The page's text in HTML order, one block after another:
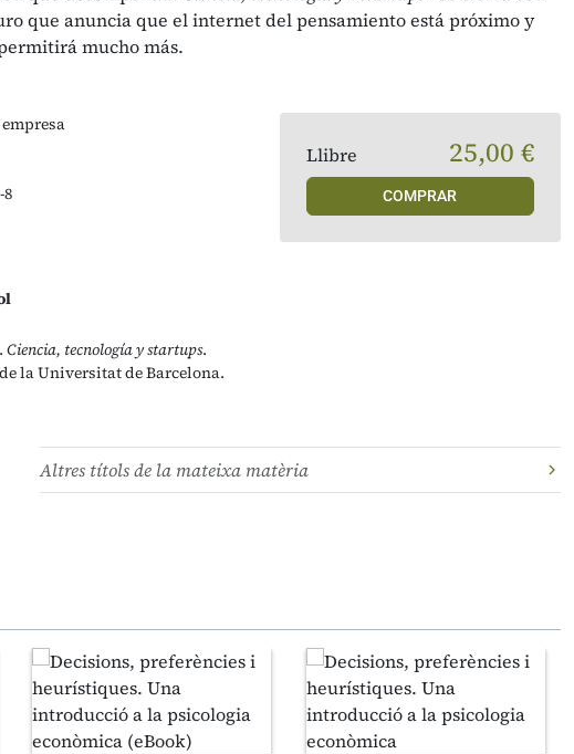
que anuncia que el internet del pensamiento está próximo y
mucho más.
8
Ciencia, tecnología y startups.
la Universitat de Barcelona.
Llibre 25,00 €
COMPRAR
Altres títols de la mateixa matèria